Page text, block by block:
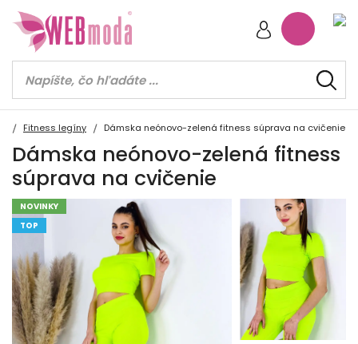
Fitness legíny Dámska neónovo-zelená fitness súprava na cvičenie
Dámska neónovo-zelená fitness
súprava na cvičenie
NOVINKY
TOP